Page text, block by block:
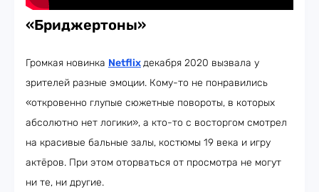
«Бриджертоны»
Громкая новинка Netflixдекабря 2020 вызвала у
зрителей разные эмоции. Кому-то не понравились
«откровенно глупые сюжетные повороты, в которых
абсолютно нет логики», а кто-то с восторгом смотрел
на красивые бальные залы, костюмы 19 века и игру
актёров. При этом оторваться от просмотра не могут
ни те, ни другие.